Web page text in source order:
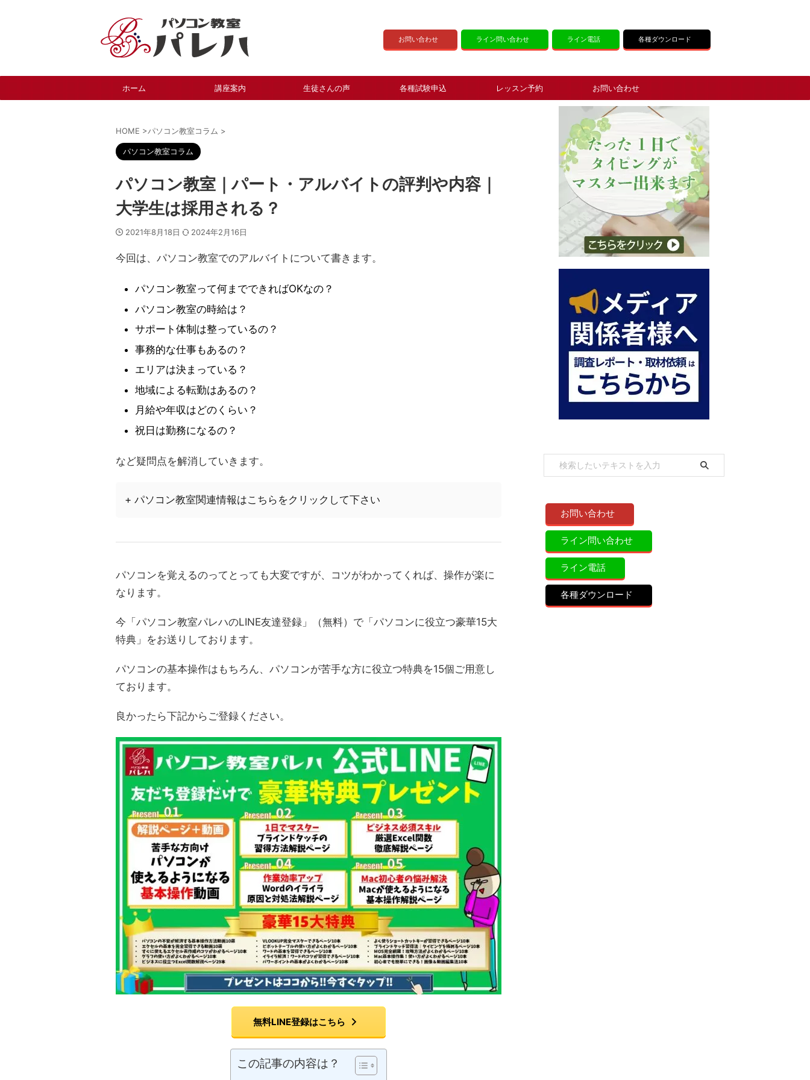
お問い合わせ ライン問い合わせ ライン電話 各種ダウンロード
ホーム 講座案内 生徒さんの声 各種試験申込 レッスン予約 お問い合わせ
HOME >パソコン教室コラム >
パソコン教室コラム
パソコン教室｜パート・アルバイトの評判や内容｜
大学生は採用される？
2021年8月18日 2024年2月16日
今回は、パソコン教室でのアルバイトについて書きます。
パソコン教室って何までできればOKなの？
パソコン教室の時給は？
サポート体制は整っているの？
事務的な仕事もあるの？
エリアは決まっている？
地域による転勤はあるの？
月給や年収はどのくらい？
祝日は勤務になるの？
など疑問点を解消していきます。
+ パソコン教室関連情報はこちらをクリックして下さい
パソコンを覚えるのってとっても大変ですが、コツがわかってくれば、操作が楽に
なります。
今「パソコン教室パレハのLINE友達登録」（無料）で「パソコンに役立つ豪華15大
特典」をお送りしております。
パソコンの基本操作はもちろん、パソコンが苦手な方に役立つ特典を15個ご用意し
ております。
良かったら下記からご登録ください。
無料LINE登録はこちら
この記事の内容は？
お問い合わせ
ライン問い合わせ
ライン電話
各種ダウンロード